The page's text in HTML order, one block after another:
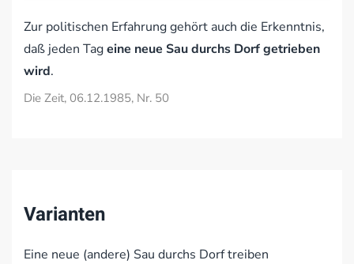
Zur politischen Erfahrung gehört auch die Erkenntnis,
daß jeden Tageine neue Sau durchs Dorf getrieben
wird.
Die Zeit, 06.12.1985, Nr. 50
Varianten
Eine neue (andere) Sau durchs Dorf treiben